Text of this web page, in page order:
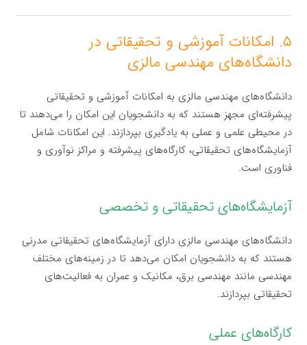
۵. امکانات آموزشی و تحقیقاتی در
دانشگاه‌های مهندسی مالزی
دانشگاه‌های مهندسی مالزی به امکانات آموزشی و تحقیقاتی
پیشرفته‌ای مجهز هستند که به دانشجویان این امکان را می‌دهند تا
در محیطی علمی و عملی به یادگیری بپردازند. این امکانات شامل
آزمایشگاه‌های تحقیقاتی، کارگاه‌های پیشرفته و مراکز نوآوری و
فناوری است.
آزمایشگاه‌های تحقیقاتی و تخصصی
دانشگاه‌های مهندسی مالزی دارای آزمایشگاه‌های تحقیقاتی مدرنی
هستند که به دانشجویان امکان می‌دهد تا در زمینه‌های مختلف
مهندسی مانند مهندسی برق، مکانیک و عمران به فعالیت‌های
تحقیقاتی بپردازند.
کارگاه‌های عملی